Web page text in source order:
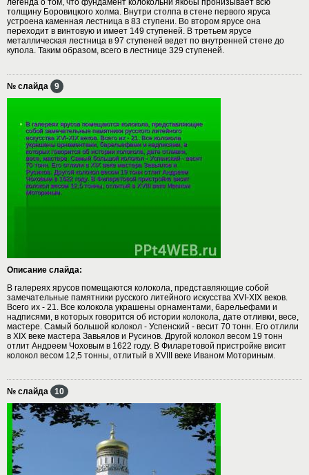
толщину Боровицкого холма. Внутри столпа в стене первого яруса
устроена каменная лестница в 83 ступени. Во втором ярусе она
переходит в винтовую и имеет 149 ступеней. В третьем ярусе
металлическая лестница в 97 ступеней ведет по внутренней стене до
купола. Таким образом, всего в лестнице 329 ступеней.
№ слайда 9
Описание слайда:
В галереях ярусов помещаются колокола, представляющие собой
замечательные памятники русского литейного искусства XVI-XIX веков.
Всего их - 21. Все колокола украшены орнаментами, барельефами и
надписями, в которых говорится об истории колокола, дате отливки, весе,
мастере. Самый большой колокол - Успенский - весит 70 тонн. Его отлили
в XIX веке мастера Завьялов и Русинов. Другой колокол весом 19 тонн
отлит Андреем Чоховым в 1622 году. В Филаретовой пристройке висит
колокол весом 12,5 тонны, отлитый в XVIII веке Иваном Моториным.
№ слайда 10